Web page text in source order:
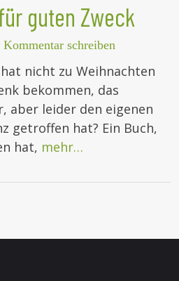
guten Zweck
Kommentar schreiben
nicht zu Weihnachten
bekommen, das
aber leider den eigenen
getroffen hat? Ein Buch,
hat, mehr…